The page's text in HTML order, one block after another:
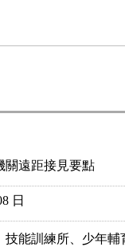
關遠距接見要點
日
能訓練所、少年輔